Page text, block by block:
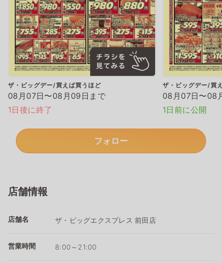
ザ・ビッグデー/買えば買うほど
08月07日〜08月09日まで
1日後に終了
ザ・ビッグデー/買
08月07日〜08
1日前に公開
フォロー
店舗情報
店舗名 ザ・ビッグエクスプレス 前田店
営業時間 8:00～21:00